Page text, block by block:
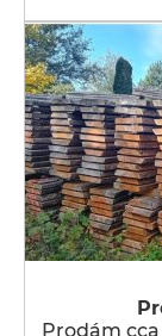
Prodám